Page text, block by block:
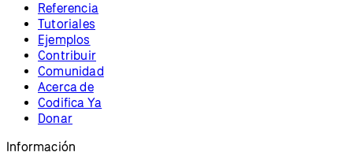
Referencia
Tutoriales
Ejemplos
Contribuir
Comunidad
Acerca de
Codifica Ya
Donar
Información